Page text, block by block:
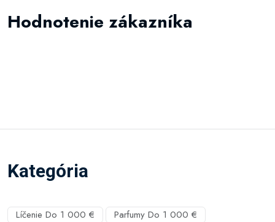
Hodnotenie zákazníka
Kategória
Líčenie Do 1 000 €
Parfumy Do 1 000 €